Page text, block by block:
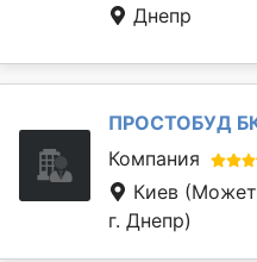
Днепр
ПРОСТОБУД
Компания
Киев (Может
г. Днепр)